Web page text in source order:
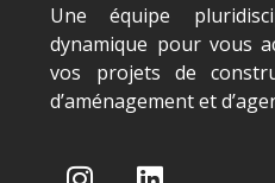
Une équipe
dynamique pour vous
vos projets de
d’aménagement et